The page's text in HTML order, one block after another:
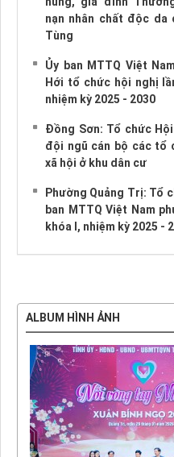
nạn nhân chất độc da
Tùng
Ủy ban MTTQ Việt
Hới tổ chức hội nghị
nhiệm kỳ 2025 - 2030
Đồng Sơn: Tổ chức
đội ngũ cán bộ các tổ
xã hội ở khu dân cư
Phường Quảng Trị: Tổ
ban MTTQ Việt Nam
khóa I, nhiệm kỳ 2025 -
ALBUM HÌNH ẢNH